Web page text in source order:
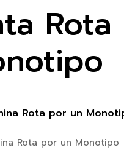
Rota por un
Rota por un Monotipo